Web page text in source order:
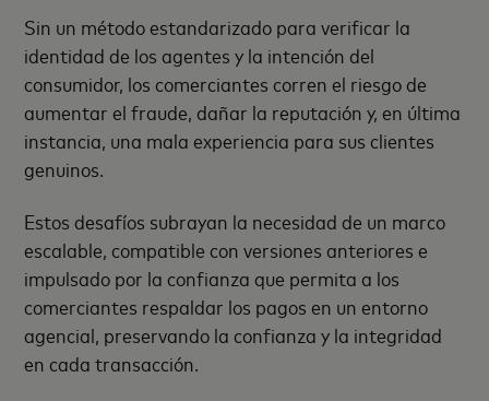
Sin un método estandarizado para verificar la
identidad de los agentes y la intención del
consumidor, los comerciantes corren el riesgo de
aumentar el fraude, dañar la reputación y, en última
instancia, una mala experiencia para sus clientes
genuinos.
Estos desafíos subrayan la necesidad de un marco
escalable, compatible con versiones anteriores e
impulsado por la confianza que permita a los
comerciantes respaldar los pagos en un entorno
agencial, preservando la confianza y la integridad
en cada transacción.